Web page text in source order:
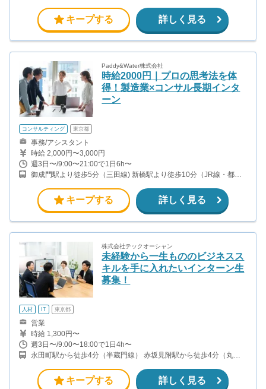
やららぽーとなどのショッピングモールです。
キープする 詳しく見る
Paddy&Water株式会社
時給2000円｜プロの思考法を体
得！製造業×コンサル長期インタ
ーン
コンサルティング 東京都
事務/アシスタント
時給 2,000円〜3,000円
週3日〜/9:00〜21:00で1日6h〜
御成門駅より徒歩5分（三田線) 新橋駅より徒歩10分（JR線・都営
キープする 詳しく見る
株式会社テックオーシャン
未経験から一生もののビジネスス
キルを手に入れたいインターン生
募集！
人材 IT 東京都
営業
時給 1,300円〜
週3日〜/9:00〜18:00で1日4h〜
永田町駅から徒歩4分（半蔵門線） 赤坂見附駅から徒歩4分（丸ノ
キープする 詳しく見る